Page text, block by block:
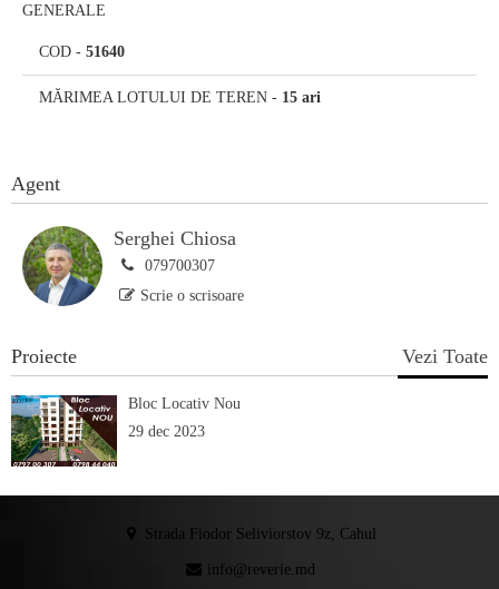
GENERALE
COD - 51640
MĂRIMEA LOTULUI DE TEREN - 15 ari
Agent
Serghei Chiosa
079700307
Scrie o scrisoare
Proiecte Vezi Toate
Bloc Locativ Nou
29 dec 2023
Strada Fiodor Seliviorstov 9z, Cahul
info@reverie.md